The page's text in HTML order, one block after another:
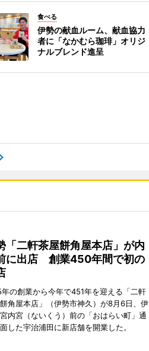
食べる
伊勢の献血ルーム、献血協力
者に「なかむら珈琲」オリジ
ナルブレンド進呈
「二軒茶屋餅角屋本店」が内
に出店 創業450年間で初の
の創業から今年で451年を迎える「二軒
角屋本店」（伊勢市神久）が8月6日、伊
内宮（ないくう）前の「おはらい町」通
した宇治浦田に新店舗を開業した。